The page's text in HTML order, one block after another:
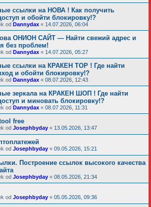
ссылки на НОВА ! Как получить
и обойти блокировку!?
od Dannydax « 14.07.2026, 06:04
ОНИОН САЙТ — Найти свежий адрес и
без проблем!
od Dannydax « 14.07.2026, 05:27
ссылки на КРАКЕН ТОР ! Где найти
и обойти блокировку!?
od Dannydax « 08.07.2026, 12:43
зеркала на КРАКЕН ШОП ! Где найти
и миновать блокировку!?
od Dannydax « 08.07.2026, 11:31
free
od Josephbyday « 13.05.2026, 13:47
od Josephbyday « 09.05.2026, 15:21
Построение ссылок высокого качества
od Josephbyday « 08.05.2026, 21:34
od Josephbyday « 05.05.2026, 09:36